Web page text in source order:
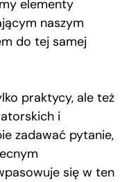
elementy
naszym
do tej samej
praktycy, ale też
i
zadawać pytanie,
się w ten